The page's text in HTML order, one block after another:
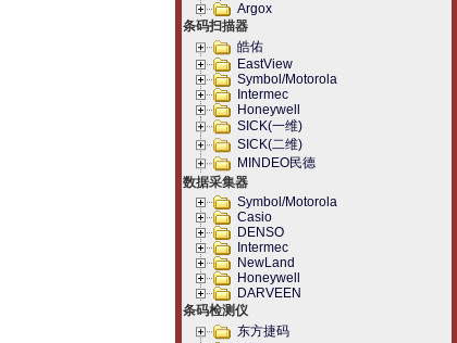
Argox
条码扫描器
皓佑
EastView
Symbol/Motorola
Intermec
Honeywell
SICK(一维)
SICK(二维)
MINDEO民德
数据采集器
Symbol/Motorola
Casio
DENSO
Intermec
NewLand
Honeywell
DARVEEN
条码检测仪
东方捷码